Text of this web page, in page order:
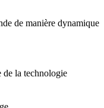
de manière dynamique
de la technologie